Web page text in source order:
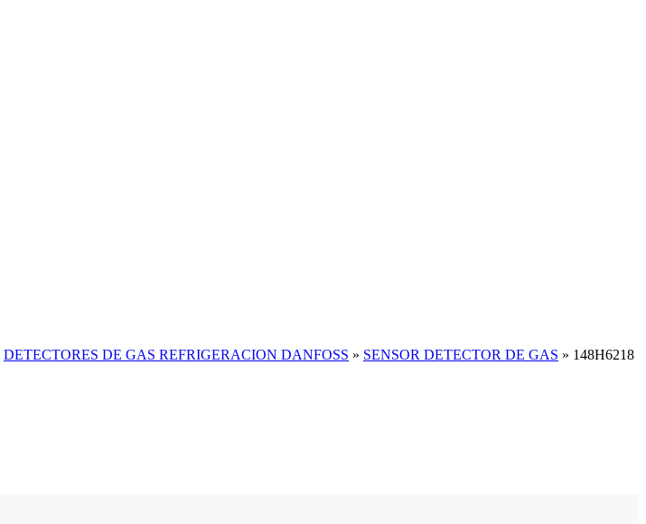
DETECTORES DE GAS REFRIGERACION DANFOSS » SENSOR DETECTOR DE GAS » 148H6218